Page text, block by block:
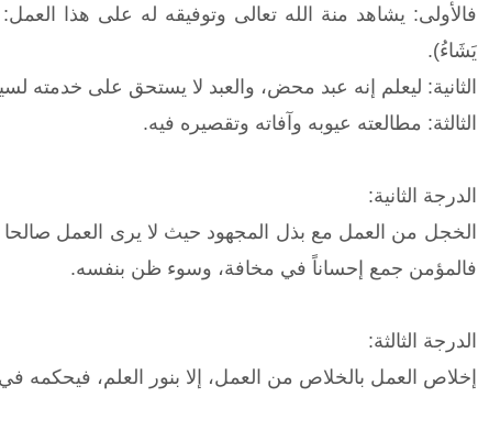
فالأولى: يشاهد منة الله تعالى وتوفيقه له على هذا
يَشَاءُ).
الثانية: ليعلم إنه عبد محض، والعبد لا يستحق على خدمته
الثالثة: مطالعته عيوبه وآفاته وتقصيره فيه.
الدرجة الثانية:
الخجل من العمل مع بذل المجهود حيث لا يرى العمل صالحا
فالمؤمن جمع إحساناً في مخافة، وسوء ظن بنفسه.
الدرجة الثالثة:
إخلاص العمل بالخلاص من العمل، إلا بنور العلم، فيحكمه في